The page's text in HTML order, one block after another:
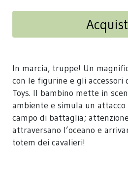
In marcia, truppe! Un
con le figurine e gli accessori
Toys. Il bambino mette in
ambiente e simula un
campo di battaglia;
attraversano l’oceano e
totem dei cavalieri!